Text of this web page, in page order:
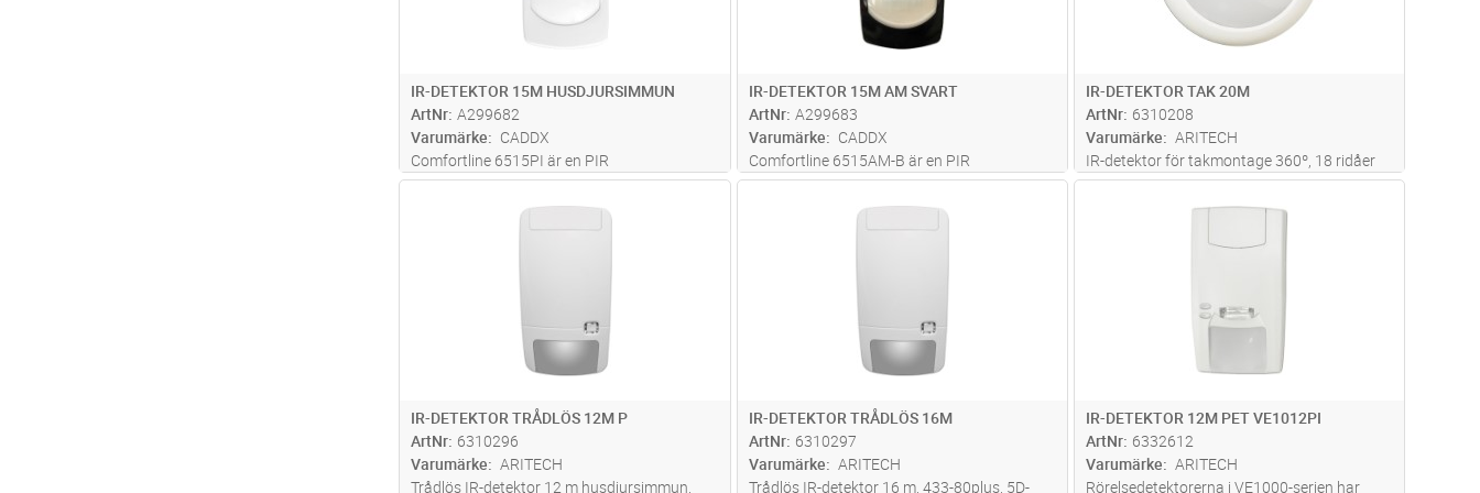
IR-DETEKTOR 15M HUSDJURSIMMUN
ArtNr A299682
Varumärke
CADDX
Comfortline 6515PI är en PIR
inbrottslarmdetektor med 15 m räckvidd och
husdjursimmunitet som minskar falsklarm
IR-DETEKTOR 15M AM SVART
ArtNr A299683
Varumärke
CADDX
Comfortline 6515AM-B är en PIR
inbrottslarmdetektor med 15 m räckvidd,
svart blank finish och antimaskering som
IR-DETEKTOR TAK 20M
ArtNr 6310208
Varumärke
ARITECH
IR-detektor för takmontage 360º, 18 ridåer
Täckningsområde 20 m i diameter
Spänningsmatning 7-15 VDC,
Lägg i kundvagn
IR-DETEKTOR TRÅDLÖS 12M P
ArtNr 6310296
Varumärke
ARITECH
Trådlös IR-detektor 12 m husdjursimmun,
Lägg i kundvagn
IR-DETEKTOR TRÅDLÖS 16M
ArtNr 6310297
Varumärke
ARITECH
Trådlös IR-detektor 16 m, 433-80plus, 5D-
Lägg i kundvagn
IR-DETEKTOR 12M PET VE1012PI
ArtNr 6332612
Varumärke
ARITECH
Rörelsedetektorerna i VE1000-serien har